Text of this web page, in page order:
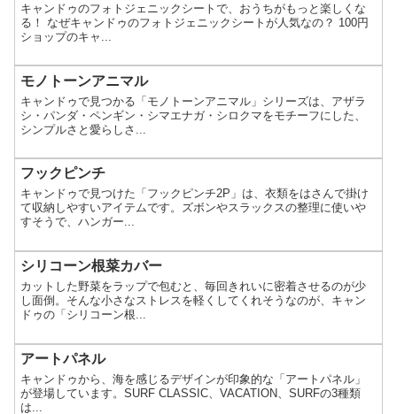
キャンドゥのフォトジェニックシートで、おうちがもっと楽しくな
る！ なぜキャンドゥのフォトジェニックシートが人気なの？ 100円
ショップのキャ...
モノトーンアニマル
キャンドゥで見つかる「モノトーンアニマル」シリーズは、アザラ
シ・パンダ・ペンギン・シマエナガ・シロクマをモチーフにした、
シンプルさと愛らしさ...
フックピンチ
キャンドゥで見つけた「フックピンチ2P」は、衣類をはさんで掛け
て収納しやすいアイテムです。ズボンやスラックスの整理に使いや
すそうで、ハンガー...
シリコーン根菜カバー
カットした野菜をラップで包むと、毎回きれいに密着させるのが少
し面倒。そんな小さなストレスを軽くしてくれそうなのが、キャン
ドゥの「シリコーン根...
アートパネル
キャンドゥから、海を感じるデザインが印象的な「アートパネル」
が登場しています。SURF CLASSIC、VACATION、SURFの3種類
は...